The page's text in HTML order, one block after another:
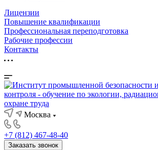
Лицензии
Повышение квалификации
Профессиональная переподготовка
Рабочие профессии
Контакты
Москва
+7 (812) 467-48-40
Заказать звонок